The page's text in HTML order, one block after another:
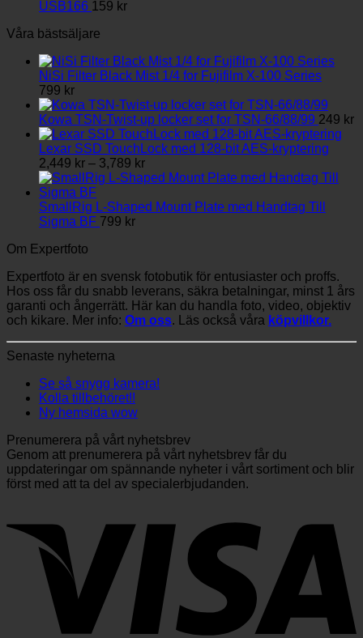
USB166 159 kr
Våra bästsäljare
NiSi Filter Black Mist 1/4 for Fujifilm X-100 Series
799 kr
Kowa TSN-Twist-up locker set for TSN-66/88/99 249 kr
Lexar SSD TouchLock med 128-bit AES-kryptering
2,449 kr – 3,789 krPrisintervall:
2,449 kr
3,789 kr
SmallRig L-Shaped Mount Plate med Handtag Till
Sigma BF 799 kr
Om Expertfoto
Expertfoto är en svensk fotobutik för entusiaster och proffs.
Hos oss får du snabb leverans, säkra betalningar, minst 1 års
garanti och ångerrätt. Här kan du handla foto, video, objektiv
och kikare. Mer info: Om oss. Läs också våra köpvillkor.
Senaste nyheterna
Se så snygg kamera!
Kolla tillbehöret!!
Ny hemsida wow
Prenumerera på vårt nyhetsbrev
Genom att prenumerera på vårt nyhetsbrev får du
uppdateringar om spännande nyheter i vårt sortiment och blir
först med att ta del av specialerbjudanden.